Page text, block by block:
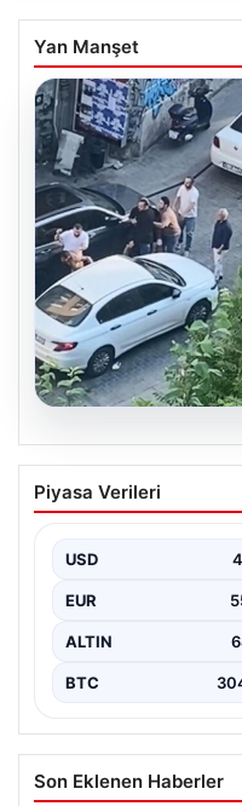
Yan Manşet
05.08.2026
Beyoğlu’nda
Motosikletin
{"title": "Beyoğlu'nda
yaşanan olay,…
Piyasa Verileri
USD
EUR
ALTIN
BTC
Son Eklenen Haberler